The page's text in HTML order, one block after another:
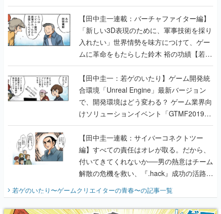
【若ゲのいたり最終回】
【田中圭一連載：バーチャファイター編】
「新しい3D表現のために、軍事技術を採り
入れたい」世界情勢を味方につけて、ゲー
ムに革命をもたらした鈴木 裕の功績【若ゲ
のいたり】
【田中圭一：若ゲのいたり】ゲーム開発統
合環境「Unreal Engine」最新バージョン
で、開発環境はどう変わる？ ゲーム業界向
けソリューションイベント「GTMF2019」
に行って、より理解を深めよう【PR】
【田中圭一連載：サイバーコネクトツー
編】すべての責任はオレが取る。だから、
付いてきてくれないか──男の熱意はチーム
解散の危機を救い、『.hack』成功の活路を
『少年ジャンプ』色だった【若ゲのいた
り】
若ゲのいたり〜ゲームクリエイターの青春〜の記事一覧